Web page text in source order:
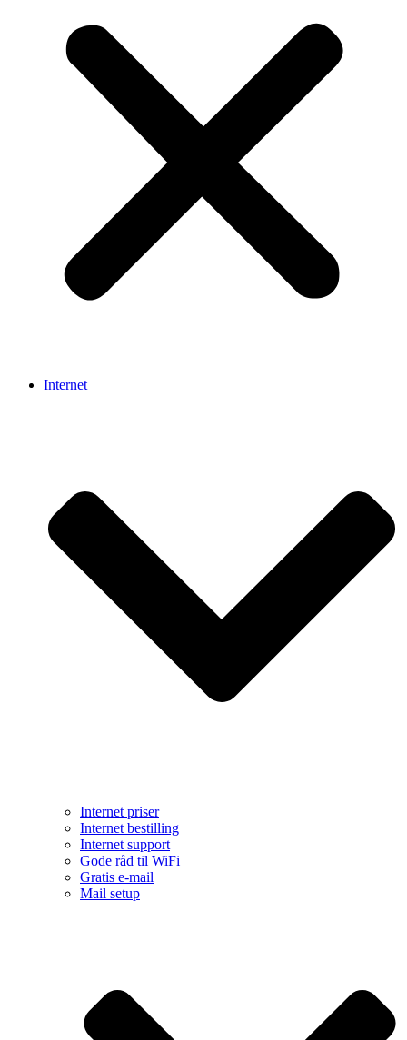
Internet
Internet priser
Internet bestilling
Internet support
Gode råd til WiFi
Gratis e-mail
Mail setup